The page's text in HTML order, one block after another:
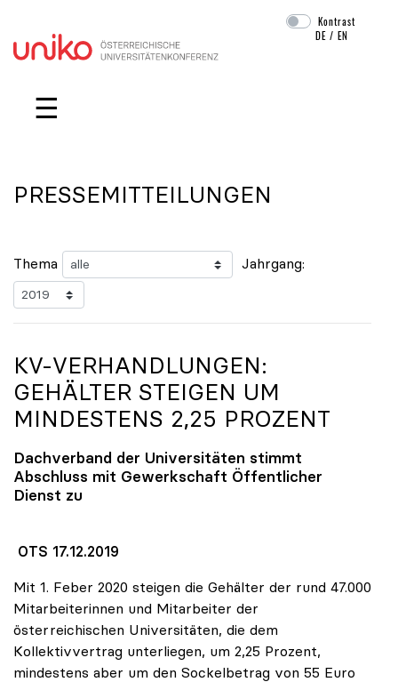
Navigation überspringen
Kontrast
DE /EN
☰
PRESSEMITTEILUNGEN
Thema Jahrgang:
KV-VERHANDLUNGEN:
GEHÄLTER STEIGEN UM
MINDESTENS 2,25 PROZENT
Dachverband der Universitäten stimmt
Abschluss mit Gewerkschaft Öffentlicher
Dienst zu
OTS 17.12.2019
Mit 1. Feber 2020 steigen die Gehälter der rund 47.000
Mitarbeiterinnen und Mitarbeiter der
österreichischen Universitäten, die dem
Kollektivvertrag unterliegen, um 2,25 Prozent,
mindestens aber um den Sockelbetrag von 55 Euro